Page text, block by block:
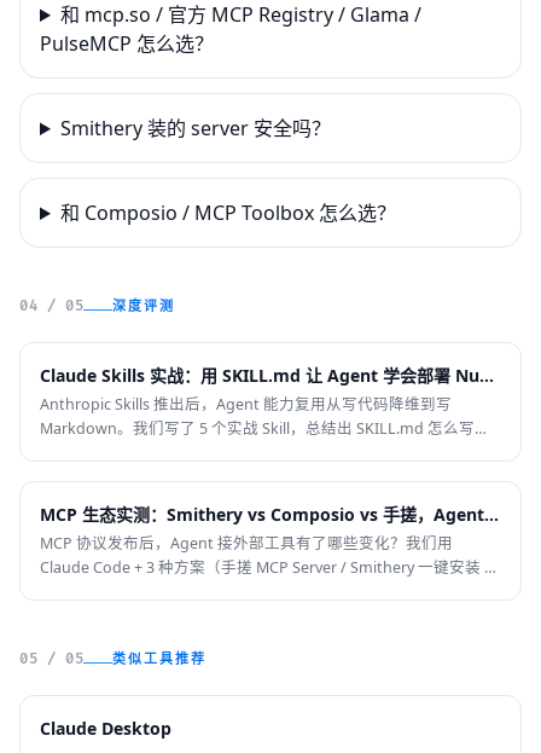
和 mcp.so / 官方 MCP Registry / Glama /
PulseMCP 怎么选？
Smithery 装的 server 安全吗？
和 Composio / MCP Toolbox 怎么选？
04 / 05 深度评测
Claude Skills 实战：用 SKILL.md 让 Agent 学会部署 Nuxt 项目
Anthropic Skills 推出后，Agent 能力复用从写代码降维到写
Markdown。我们写了 5 个实战 Skill，总结出 SKILL.md 怎么写才
MCP 生态实测：Smithery vs Composio vs 手搓，Agent 接工具的最优解
MCP 协议发布后，Agent 接外部工具有了哪些变化？我们用
Claude Code + 3 种方案（手搓 MCP Server / Smithery 一键安装 /
05 / 05 类似工具推荐
Claude Desktop